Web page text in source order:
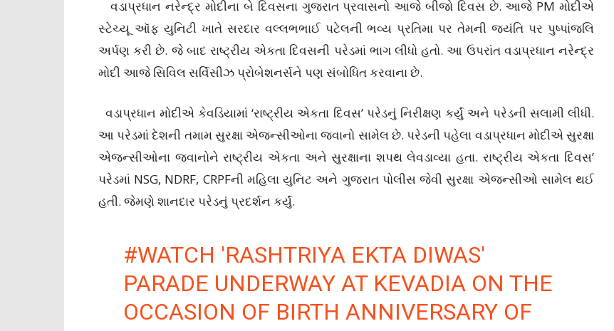
વડાપ્રધાન નરેન્દ્ર મોદીના બે દિવસના ગુજરાત પ્રવાસનો આજે બીજો દિવસ છે. આજે PM મોદીએ
સ્ટેચ્યૂ ઑફ યુનિટી ખાતે સરદાર વલ્લભભાઈ પટેલની ભવ્ય પ્રતિમા પર તેમની જયંતિ પર પુષ્પાંજલિ
અર્પણ કરી છે. જે બાદ રાષ્ટ્રીય એકતા દિવસની પરેડમાં ભાગ લીધો હતો. આ ઉપરાંત વડાપ્રધાન નરેન્દ્ર
મોદી આજે સિવિલ સર્વિસીઝ પ્રોબેશનર્સને પણ સંબોધિત કરવાના છે.
વડાપ્રધાન મોદીએ કેવડિયામાં ‘રાષ્ટ્રીય એકતા દિવસ’ પરેડનું નિરીક્ષણ કર્યું અને પરેડની સલામી લીધી.
આ પરેડમાં દેશની તમામ સુરક્ષા એજન્સીઓના જવાનો સામેલ છે. પરેડની પહેલા વડાપ્રધાન મોદીએ સુરક્ષા
એજન્સીઓના જવાનોને રાષ્ટ્રીય એકતા અને સુરક્ષાના શપથ લેવડાવ્યા હતા. રાષ્ટ્રીય એકતા દિવસ’
પરેડમાં NSG, NDRF, CRPFની મહિલા યુનિટ અને ગુજરાત પોલીસ જેવી સુરક્ષા એજન્સીઓ સામેલ થઈ
હતી. જેમણે શાનદાર પરેડનું પ્રદર્શન કર્યું.
#WATCH 'RASHTRIYA EKTA DIWAS'
PARADE UNDERWAY AT KEVADIA ON THE
OCCASION OF BIRTH ANNIVERSARY OF